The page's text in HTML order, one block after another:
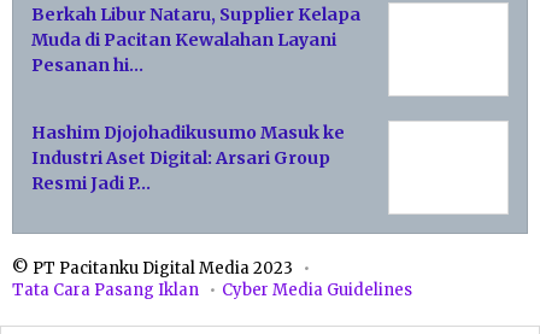
Berkah Libur Nataru, Supplier Kelapa
Muda di Pacitan Kewalahan Layani
Pesanan hi…
Hashim Djojohadikusumo Masuk ke
Industri Aset Digital: Arsari Group
Resmi Jadi P…
© PT Pacitanku Digital Media 2023
Tata Cara Pasang Iklan
Cyber Media Guidelines